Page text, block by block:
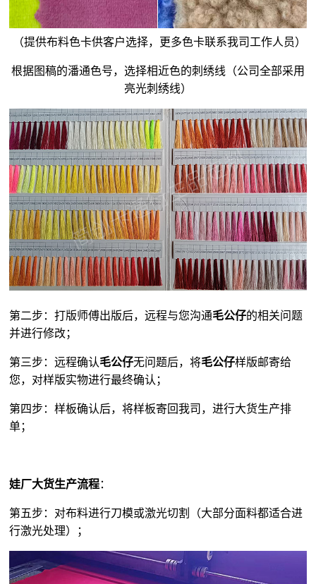
（提供布料色卡供客户选择，更多色卡联系我司工作人员）
根据图稿的潘通色号，选择相近色的刺绣线（公司全部采用
亮光刺绣线）
第二步：打版师傅出版后，远程与您沟通毛公仔的相关问题
并进行修改；
第三步：远程确认毛公仔无问题后，将毛公仔样版邮寄给
您，对样版实物进行最终确认；
第四步：样板确认后，将样板寄回我司，进行大货生产排
单；
娃厂大货生产流程：
第五步：对布料进行刀模或激光切割（大部分面料都适合进
行激光处理）；